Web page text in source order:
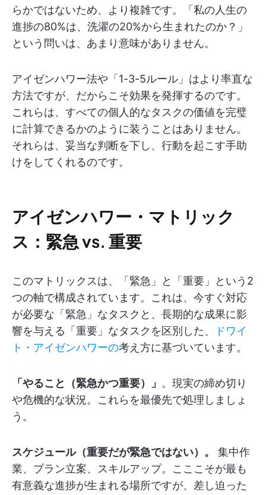
らかではないため、より複雑です。「私の人生の
進捗の80%は、洗濯の20%から生まれたのか？」
という問いは、あまり意味がありません。
アイゼンハワー法や「1-3-5ルール」はより率直な
方法ですが、だからこそ効果を発揮するのです。
これらは、すべての個人的なタスクの価値を完璧
に計算できるかのように装うことはありません。
それらは、妥当な判断を下し、行動を起こす手助
けをしてくれるのです。
アイゼンハワー・マトリック
ス：緊急 vs. 重要
このマトリックスは、「緊急」と「重要」という2
つの軸で構成されています。これは、今すぐ対応
が必要な「緊急」なタスクと、長期的な成果に影
響を与える「重要」なタスクを区別した、
ドワイ
ト・アイゼンハワーの考え方に基づいています。
「やること（緊急かつ重要）」 。現実の締め切り
や危機的な状況。これらを最優先で処理しましょ
う。
スケジュール（重要だが緊急ではない）。
集中作
業、プラン立案、スキルアップ。こここそが最も
有意義な進捗が生まれる場所ですが、差し迫った